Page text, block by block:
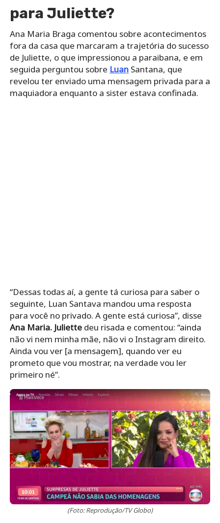
para Juliette?
Ana Maria Braga comentou sobre acontecimentos
fora da casa que marcaram a trajetória do sucesso
de Juliette, o que impressionou a paraibana, e em
seguida perguntou sobre Luan Santana, que
revelou ter enviado uma mensagem privada para a
maquiadora enquanto a sister estava confinada.
“Dessas todas aí, a gente tá curiosa para saber o
seguinte, Luan Santava mandou uma resposta
para você no privado. A gente está curiosa”, disse
Ana Maria. Juliette deu risada e comentou: “ainda
não vi nem minha mãe, não vi o Instagram direito.
Ainda vou ver [a mensagem], quando ver eu
prometo que vou mostrar, na verdade vou ler
primeiro né”.
(Foto: Reprodução/TV Globo)